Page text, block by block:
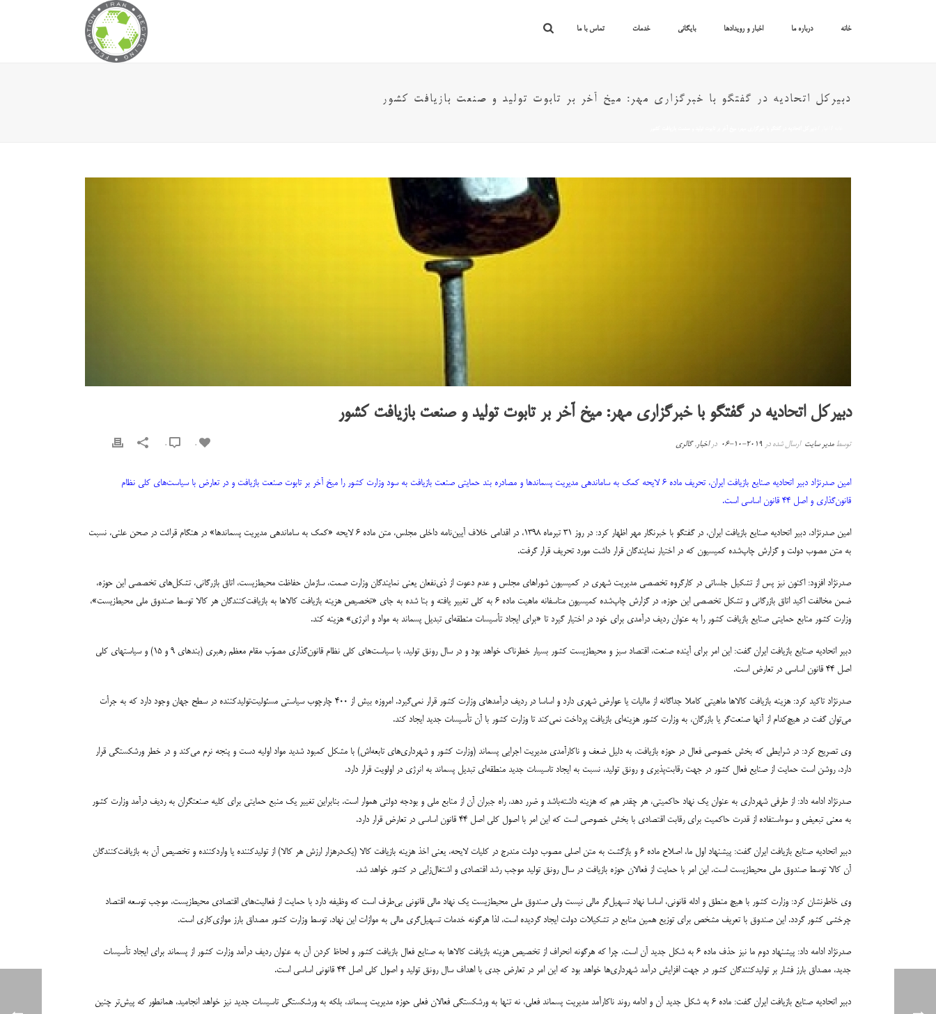
خانه درباره ما اخبار و رویدادها بایگانی خدمات تماس با ما
دبیرکل اتحادیه در گفتگو با خبرگزاری مهر: میخ آخر بر تابوت تولید و صنعت بازیافت کشور
دبیرکل اتحادیه در گفتگو با خبرگزاری مهر: میخ آخر بر تابوت تولید و صنعت بازیافت کشور
توسطمدیر سایت ارسال شده در 2019-10-06 دراخبار,گالری 0
امین صدرنژاد دبیر اتحادیه صنایع بازیافت ایران، تحریف ماده ۶ لایحه کمک به ساماندهی مدیریت پسماندها و مصادره بند حمایتی صنعت بازیافت به سود وزارت کشور را میخ آخر بر تابوت صنعت بازیافت و در تعارض با سیاست‌های کلی نظام
قانون‌گذاری و اصل ۴۴ قانون اساسی است.
امین صدرنژاد، دبیر اتحادیه صنایع بازیافت ایران، در گفتگو با خبرنگار مهر اظهار کرد:‌ در روز ۳۱ تیرماه ۱۳۹۸، در اقدامی خلاف آیین‌نامه‌ داخلی مجلس، متن ماده ۶ لایحه «کمک به ساماندهی مدیریت پسماندها» در هنگام قرائت در صحن علنی، نسبت
به متن مصوب دولت و گزارش چاپ‌شده کمیسیون که در اختیار نمایندگان قرار داشت مورد تحریف قرار گرفت.
صدرنژاد افزود: اکنون نیز پس از تشکیل جلساتی در کارگروه تخصصی مدیریت شهری در کمیسیون شوراهای مجلس و عدم دعوت از ذی‌نفعان یعنی نمایندگان وزارت صمت، سازمان حفاظت محیط‌زیست، اتاق بازرگانی، تشکل‌های تخصصی این حوزه،
ضمن مخالفت اکید اتاق بازرگانی و تشکل تخصصی این حوزه، در گزارش چاپ‌شده کمیسیون متاسفانه ماهیت ماده ۶ به کلی تغییر یافته و بنا شده به جای «تخصیص هزینه بازیافت کالاها به بازیافت‌کنندگان هر کالا توسط صندوق ملی محیط‌زیست»،
وزارت کشور منابع حمایتی صنایع بازیافت کشور را به عنوان ردیف درآمدی برای خود در اختیار گیرد تا «برای ایجاد تأسیسات منطقه‌ای تبدیل پسماند به مواد و انرژی» هزینه کند.
دبیر اتحادیه صنایع بازیافت ایران گفت: این امر برای آینده صنعت، اقتصاد سبز و محیط‌زیست کشور بسیار خطرناک خواهد بود و در سال رونق تولید، با سیاست‌های کلی نظام قانون‌گذاری مصوّب مقام معظم رهبری (بندهای ۹ و ۱۵) و سیاستهای کلی
اصل ۴۴ قانون اساسی در تعارض است.
صدرنژاد تاکید کرد: هزینه بازیافت کالاها ماهیتی کاملا جداگانه از مالیات یا عوارض شهری دارد و اساسا در ردیف درآمدهای وزارت کشور قرار نمی‌گیرد. امروزه بیش از ۴۰۰ چارچوب سیاستی مسئولیت‌تولیدکننده در سطح جهان وجود دارد که به جرأت
می‌توان گفت در هیچ‌کدام از آنها صنعت‌گر یا بازرگان، به وزارت کشور هزینه‌ای بازیافت پرداخت نمی‌کند تا وزارت کشور با آن تأسیسات جدید ایجاد کند.
وی تصریح کرد: در شرایطی که بخش خصوصی فعال در حوزه بازیافت، به دلیل ضعف و ناکارآمدی مدیریت اجرایی پسماند (وزارت کشور و شهرداری‌های تابعه‌اش) با مشکل کمبود شدید مواد اولیه دست و پنجه نرم می‌کند و در خطر ورشکستگی قرار
دارد، روشن است حمایت از صنایع فعال کشور در جهت رقابت‌پذیری و رونق تولید، نسبت به ایجاد تاسیسات جدید منطقه‌ای تبدیل پسماند به انرژی در اولویت قرار دارد.
صدرنژاد ادامه داد: از طرفی شهرداری به عنوان یک نهاد حاکمیتی، هر چقدر هم که هزینه داشته‌باشد و ضرر دهد، راه جبران آن از منابع ملی و بودجه دولتی هموار است. بنابراین تغییر یک منبع حمایتی برای کلیه صنعتگران به ردیف درآمد وزارت کشور
به معنی تبعیض و سوءاستفاده از قدرت حاکمیت برای رقابت اقتصادی با بخش خصوصی است که این امر با اصول کلی اصل ۴۴ قانون اساسی در تعارض قرار دارد.
دبیر اتحادیه صنایع بازیافت ایران گفت: پیشنهاد اول ما، اصلاح ماده ۶ و بازگشت به متن اصلی مصوب دولت مندرج در کلیات لایحه، یعنی اخذ هزینه‌ بازیافت کالا (یک‌درهزار ارزش هر کالا) از تولیدکننده‌ یا واردکننده و تخصیص آن به بازیافت‌کنندگان
آن کالا توسط صندوق ملی محیط‌زیست است. این امر با حمایت از فعالان حوزه بازیافت در سال رونق تولید موجب رشد اقتصادی و اشتغال‌زایی در کشور خواهد شد.
وی خاطرنشان کرد: وزارت کشور با هیچ منطق و ادله‌ قانونی، اساسا نهاد تسهیل‌گر مالی نیست ولی صندوق ملی محیط‌زیست یک نهاد مالی قانونی بی‌طرف است که وظیفه دارد با حمایت از فعالیت‌های اقتصادی محیط‌زیست، موجب توسعه اقتصاد
چرخشی کشور گردد. این صندوق با تعریف مشخص برای توزیع همین منابع در تشکیلات دولت ایجاد گردیده است، لذا هرگونه خدمات تسهیل‌گری مالی به موازات این نهاد، توسط وزارت کشور مصداق بارز موازی‌کاری است.
صدرنژاد ادامه داد: پیشنهاد دوم ما نیز حذف ماده ۶ به شکل جدید آن است، چرا که هرگونه انحراف از تخصیص هزینه بازیافت کالاها به صنایع فعال بازیافت کشور و لحاظ کردن آن به عنوان ردیف درآمد وزارت کشور از پسماند برای ایجاد تأسیسات
جدید، مصداق بارز فشار بر تولیدکنندگان کشور در جهت افزایش درآمد شهرداری‌ها خواهد بود که این امر در تعارض جدی با اهداف سال رونق تولید و اصول کلی اصل ۴۴ قانونی اساسی است.
دبیر اتحادیه صنایع بازیافت ایران گفت: ماده ۶ به شکل جدید آن و ادامه روند ناکارآمد مدیریت پسماند فعلی، نه تنها به ورشکستگی فعالان فعلی حوزه مدیریت پسماند، بلکه به ورشکستگی تاسیسات جدید نیز خواهد انجامید، همانطور که پیش‌تر چنین